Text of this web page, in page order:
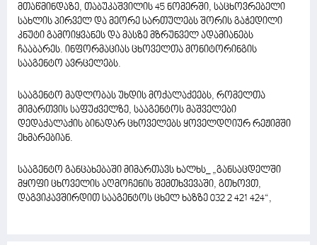
მთაწმინდაზე, თაბუკაშვილის 45 ნომერში, საცხოვრებელი
სახლის პირველ და მეორე სართულებს შორის გაჭედილი
კნუტი გამოიყვანეს და მასზე მზრუნველ ადამიანებს
ჩააბარეს. ინფორმაციას ცხოველთა მონიტორინგის
სააგენტო ავრცელებს.
სააგენტო მადლობას უხდის მოქალაქეებს, რომელთა
მიმართვის საფუძველზე, სააგენტოს მაშველები
დედაქალაქის ბინადარ ცხოველებს ყოველდღიურ რეჟიმში
ეხმარებიან.
სააგენტო განცახებაში მიმართავს ხალხს_ „განსაცდელში
მყოფი ცხოველის აღმოჩენის შემთხვევაში, გთხოვთ,
დაგვიკავშირდით სააგენტოს ცხელ ხაზზე 032 2 421 424“,